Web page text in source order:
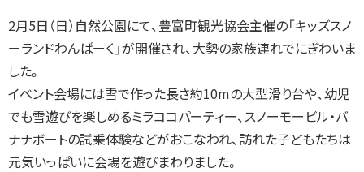
2月5日（日）自然公園にて、豊富町観光協会主催の「キッズスノ
ーランドわんぱーく」が開催され、大勢の家族連れでにぎわいま
した。
イベント会場には雪で作った長さ約10mの大型滑り台や、幼児
でも雪遊びを楽しめるミラココパーティー、スノーモービル・バ
ナナボートの試乗体験などがおこなわれ、訪れた子どもたちは
元気いっぱいに会場を遊びまわりました。